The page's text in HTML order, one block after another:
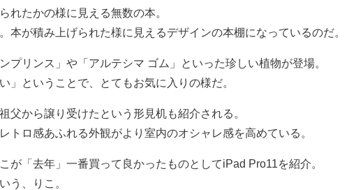
れたかの様に見える無数の本。
本が積み上げられた様に見えるデザインの本棚になっているのだ。
プリンス」や「アルテシマ ゴム」といった珍しい植物が登場。
」ということで、とてもお気に入りの様だ。
父から譲り受けたという形見机も紹介される。
トロ感あふれる外観がより室内のオシャレ感を高めている。
が「去年」一番買って良かったものとしてiPad Pro11を紹介。
う、りこ。